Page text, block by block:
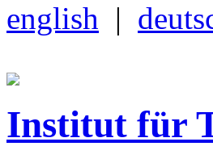
english |
Institut für